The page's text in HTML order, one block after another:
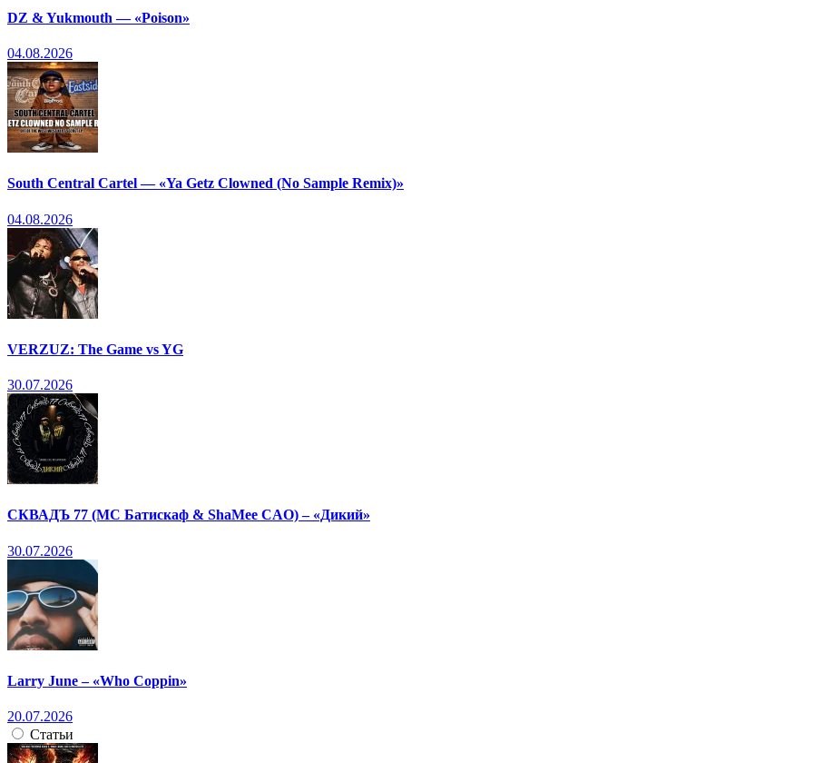
DZ & Yukmouth — «Poison»
04.08.2026
South Central Cartel — «Ya Getz Clowned (No Sample Remix)»
04.08.2026
VERZUZ: The Game vs YG
30.07.2026
СКВАДЪ 77 (МС Батискаф & ShaMee CAO) – «Дикий»
30.07.2026
Larry June – «Who Coppin»
20.07.2026
Статьи